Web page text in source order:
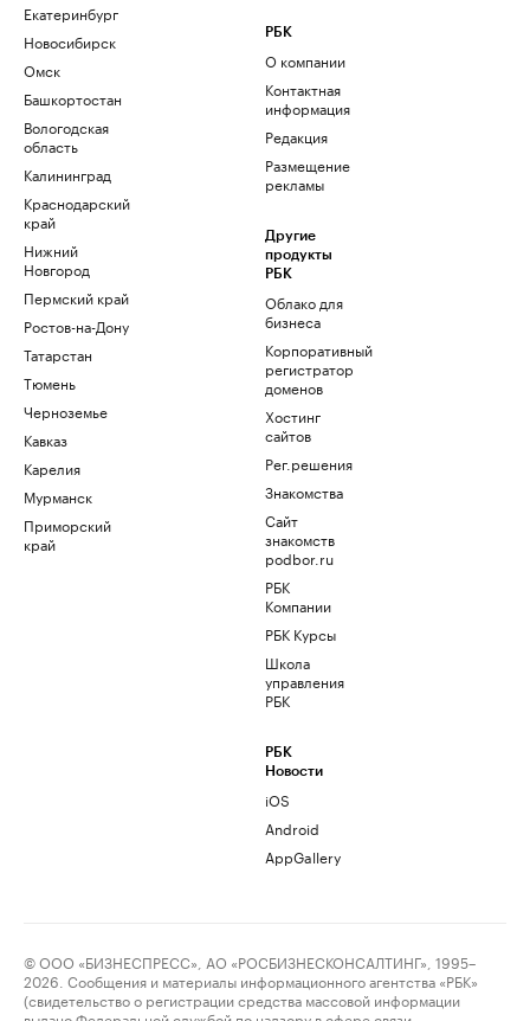
Екатеринбург
Новосибирск
Омск
Башкортостан
Вологодская
область
Калининград
Краснодарский
край
Нижний
Новгород
Пермский край
Ростов-на-Дону
Татарстан
Тюмень
Черноземье
Кавказ
Карелия
Мурманск
Приморский
край
РБК
О компании
Контактная
информация
Редакция
Размещение
рекламы
Другие
продукты
РБК
Облако для
бизнеса
Корпоративный
регистратор
доменов
Хостинг
сайтов
Рег.решения
Знакомства
Сайт
знакомств
podbor.ru
РБК
Компании
РБК Курсы
Школа
управления
РБК
РБК
Новости
iOS
Android
AppGallery
© ООО «БИЗНЕСПРЕСС», АО «РОСБИЗНЕСКОНСАЛТИНГ», 1995–
2026. Сообщения и материалы информационного агентства «РБК»
(свидетельство о регистрации средства массовой информации